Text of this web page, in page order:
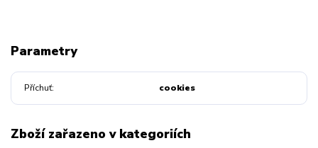
Parametry
Příchuť cookies
Zboží zařazeno v kategoriích